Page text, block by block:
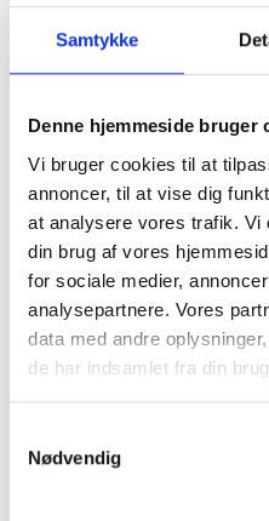
Samtykke
Denne hjemmeside bruger
Vi bruger cookies til at
annoncer, til at vise dig
at analysere vores trafik. Vi
din brug af vores
for sociale medier,
analysepartnere. Vores
data med andre
de har indsamlet fra din
Nødvendig
Produktinfo:
Diameter: 60 cm
Vægt: ca 12 kilo
Pakkes og sendes på
Engangspalle
Naturprodukt –
Granit er et
struktur forekommer.
vejledende.
Læs mere